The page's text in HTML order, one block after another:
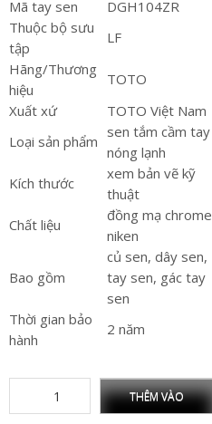
Mã tay sen
DGH104ZR
Thuộc bộ sưu
tập
LF
Hãng/Thương
hiệu
TOTO
Xuất xứ
TOTO Việt Nam
Loại sản phẩm
sen tắm cầm tay
nóng lạnh
Kích thước
xem bản vẽ kỹ
thuật
Chất liệu
đồng mạ chrome
niken
Bao gồm
củ sen, dây sen,
tay sen, gác tay
sen
Thời gian bảo
hành
2 năm
THÊM VÀO